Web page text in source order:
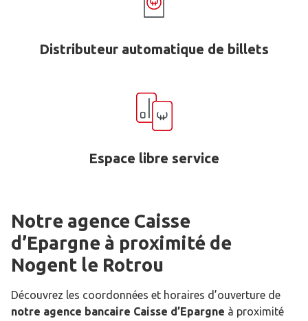
Distributeur automatique de billets
Espace libre service
Notre agence Caisse
d’Epargne à proximité de
Nogent le Rotrou
Découvrez les coordonnées et horaires d’ouverture de
notre agence bancaire Caisse d’Epargne à proximité